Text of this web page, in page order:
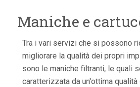
Maniche e
Tra i vari servizi che si possono
migliorare la qualità dei propri
sono le maniche filtranti, le quali
caratterizzata da un'ottima